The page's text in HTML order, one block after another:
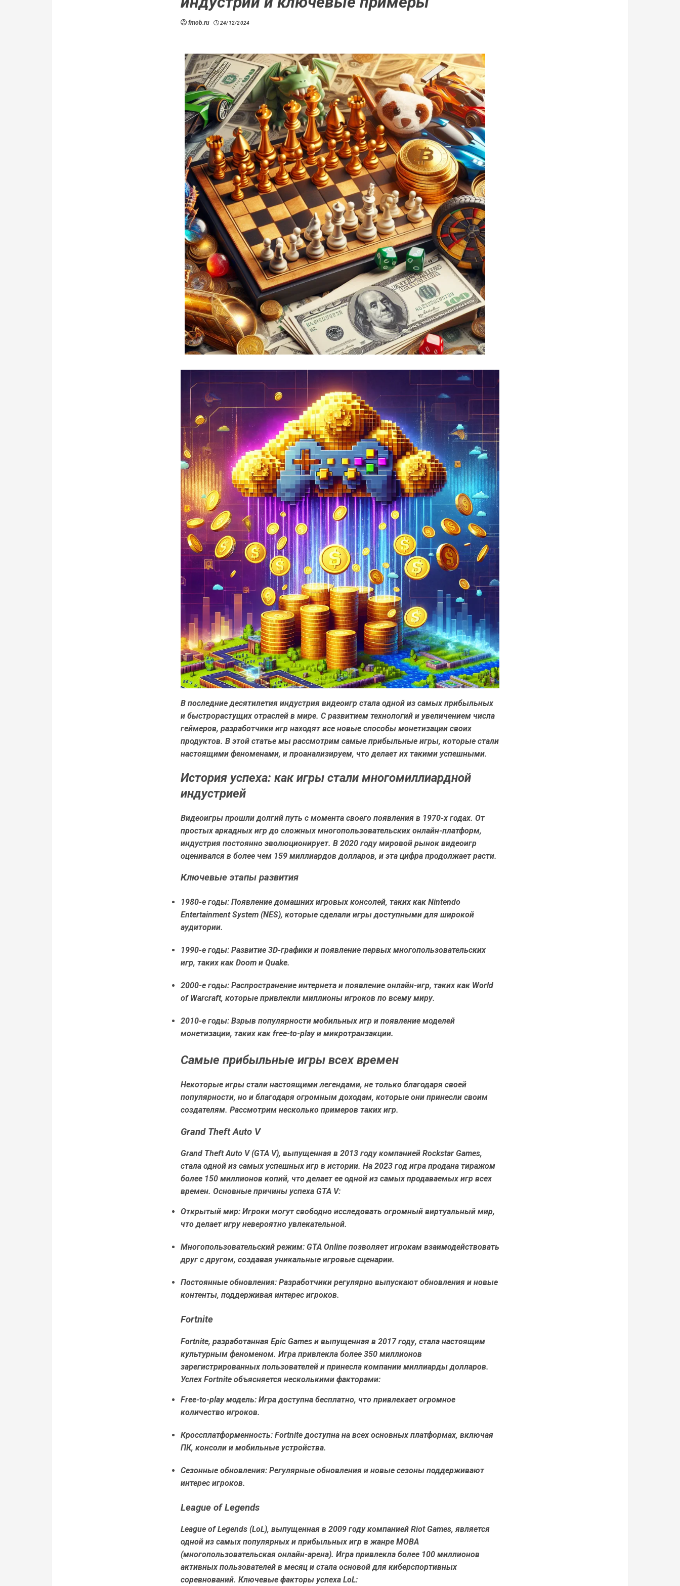
fmob.ru 24/12/2024
В последние десятилетия индустрия видеоигр стала одной из самых прибыльных
и быстрорастущих отраслей в мире. С развитием технологий и увеличением числа
геймеров, разработчики игр находят все новые способы монетизации своих
продуктов. В этой статье мы рассмотрим самые прибыльные игры, которые стали
настоящими феноменами, и проанализируем, что делает их такими успешными.
История успеха: как игры стали многомиллиардной
индустрией
Видеоигры прошли долгий путь с момента своего появления в 1970-х годах. От
простых аркадных игр до сложных многопользовательских онлайн-платформ,
индустрия постоянно эволюционирует. В 2020 году мировой рынок видеоигр
оценивался в более чем 159 миллиардов долларов, и эта цифра продолжает расти.
Ключевые этапы развития
1980-е годы: Появление домашних игровых консолей, таких как Nintendo
Entertainment System (NES), которые сделали игры доступными для широкой
аудитории.
1990-е годы: Развитие 3D-графики и появление первых многопользовательских
игр, таких как Doom и Quake.
2000-е годы: Распространение интернета и появление онлайн-игр, таких как World
of Warcraft, которые привлекли миллионы игроков по всему миру.
2010-е годы: Взрыв популярности мобильных игр и появление моделей
монетизации, таких как free-to-play и микротранзакции.
Самые прибыльные игры всех времен
Некоторые игры стали настоящими легендами, не только благодаря своей
популярности, но и благодаря огромным доходам, которые они принесли своим
создателям. Рассмотрим несколько примеров таких игр.
Grand Theft Auto V
Grand Theft Auto V (GTA V), выпущенная в 2013 году компанией Rockstar Games,
стала одной из самых успешных игр в истории. На 2023 год игра продана тиражом
более 150 миллионов копий, что делает ее одной из самых продаваемых игр всех
времен. Основные причины успеха GTA V:
Открытый мир: Игроки могут свободно исследовать огромный виртуальный мир,
что делает игру невероятно увлекательной.
Многопользовательский режим: GTA Online позволяет игрокам взаимодействовать
друг с другом, создавая уникальные игровые сценарии.
Постоянные обновления: Разработчики регулярно выпускают обновления и новые
контенты, поддерживая интерес игроков.
Fortnite
Fortnite, разработанная Epic Games и выпущенная в 2017 году, стала настоящим
культурным феноменом. Игра привлекла более 350 миллионов
зарегистрированных пользователей и принесла компании миллиарды долларов.
Успех Fortnite объясняется несколькими факторами:
Free-to-play модель: Игра доступна бесплатно, что привлекает огромное
количество игроков.
Кроссплатформенность: Fortnite доступна на всех основных платформах, включая
ПК, консоли и мобильные устройства.
Сезонные обновления: Регулярные обновления и новые сезоны поддерживают
интерес игроков.
League of Legends
League of Legends (LoL), выпущенная в 2009 году компанией Riot Games, является
одной из самых популярных и прибыльных игр в жанре MOBA
(многопользовательская онлайн-арена). Игра привлекла более 100 миллионов
активных пользователей в месяц и стала основой для киберспортивных
соревнований. Ключевые факторы успеха LoL: